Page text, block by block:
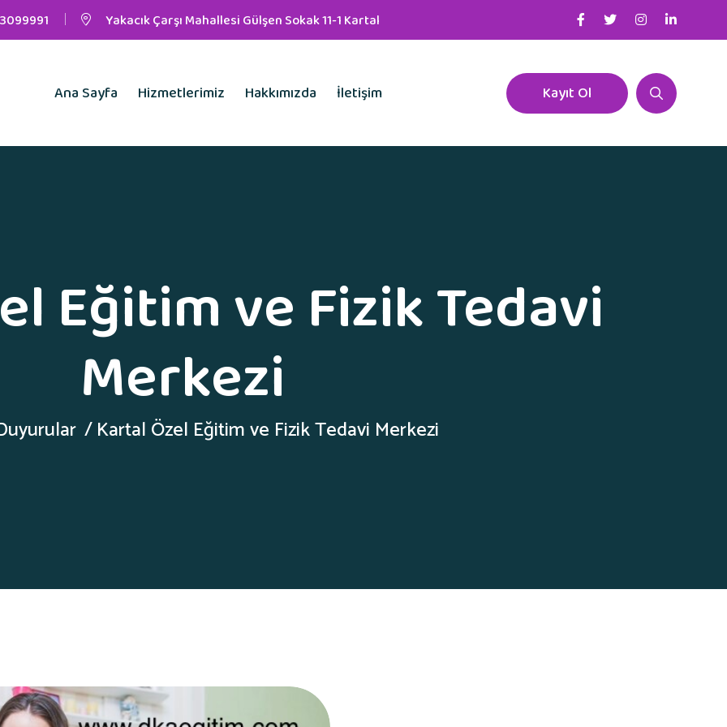
Yakacık Çarşı Mahallesi Gülşen Sokak 11-1 Kartal
Ana Sayfa Hizmetlerimiz Hakkımızda İletişim Kayıt Ol
Eğitim ve Fizik Tedavi
Merkezi
Kartal Özel Eğitim ve Fizik Tedavi Merkezi